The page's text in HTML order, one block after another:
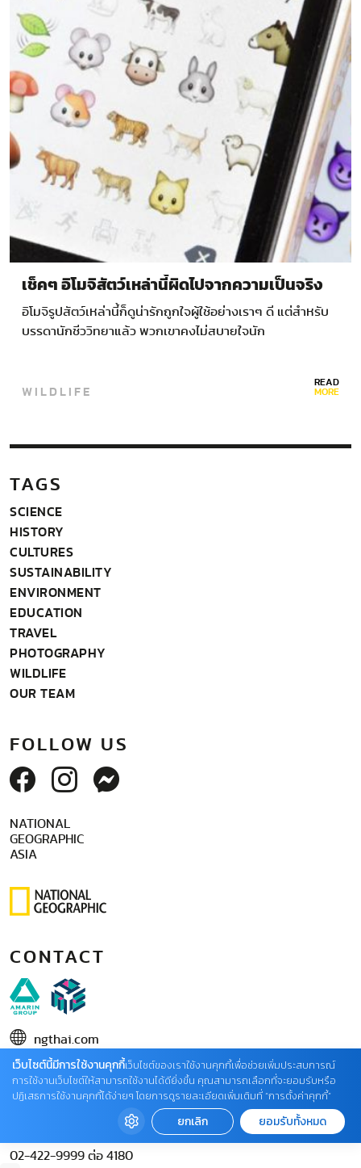
เช็คๆ อิโมจิสัตว์เหล่านี้ผิดไปจากความเป็นจริง
อิโมจิรูปสัตว์เหล่านี้ก็ดูน่ารักถูกใจผู้ใช้อย่างเราๆ ดี แต่สำหรับ
บรรดานักชีววิทยาแล้ว พวกเขาคงไม่สบายใจนัก
WILDLIFE READ
MORE
TAGS
SCIENCE
HISTORY
CULTURES
SUSTAINABILITY
ENVIRONMENT
EDUCATION
TRAVEL
PHOTOGRAPHY
WILDLIFE
OUR TEAM
FOLLOW US
NATIONAL
GEOGRAPHIC
ASIA
CONTACT
ngthai.com
บริษัท เอเอ็มอี อิมเมจิเนทีฟ จำกัด
ในเครือ บริษัท อมรินทร์ คอร์เปอเรชั่นส์ จำกัด (มหาชน)
02 422 9999 ต่อ 4220
ติดต่อแจ้งปัญหาหรือร้องเรียน
02-422-9999 ต่อ 4180
เว็บไซต์นี้มีการใช้งานคุกกี้เว็บไซต์ของเราใช้งานคุกกี้เพื่อช่วยเพิ่มประสบการณ์
การใช้งานเว็บไซต์ให้สามารถใช้งานได้ดียิ่งขึ้น คุณสามารถเลือกที่จะยอมรับหรือ
ปฏิเสธการใช้งานคุกกี้ได้ง่ายๆ โดยการดูรายละเอียดเพิ่มเติมที่ “การตั้งค่าคุกกี้”
ยกเลิก ยอมรับทั้งหมด